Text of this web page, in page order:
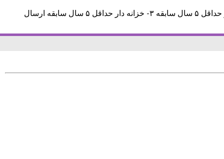
استخدام هلدینگ معتبر در تهران هلدینگ معتبر در تهران به افراد زیر نیازمند است: ۱-رییس حسابداری حداقل ۵ سال سابقه کار ۲-حسابدار حداقل ۵ سال سابقه ۳- خزانه دار حداقل ۵ سال سابقه ارسال